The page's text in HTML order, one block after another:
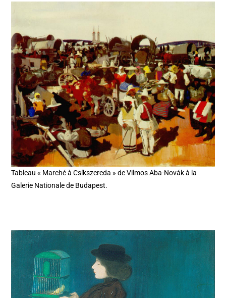
Tableau « Marché à Csíkszereda » de Vilmos Aba-Novák à la
Galerie Nationale de Budapest.